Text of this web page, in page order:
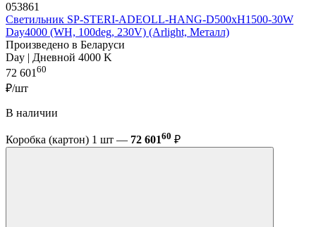
053861
Светильник SP-STERI-ADEOLL-HANG-D500xH1500-30W
Day4000 (WH, 100deg, 230V) (Arlight, Металл)
Произведено в Беларуси
Day | Дневной 4000 K
72 60160
₽/шт
В наличии
Коробка (картон) 1 шт — 72 60160 ₽